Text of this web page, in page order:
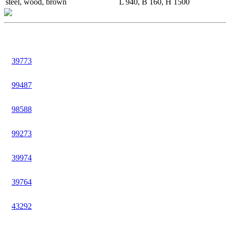
steel, wood, brown
L 940, B 160, H 1500
39773
99487
98588
99273
39974
39764
43292